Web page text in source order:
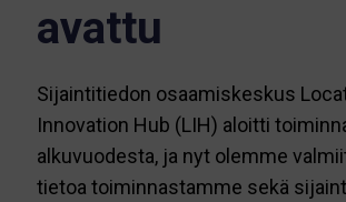
avattu
Sijaintitiedon osaamiskeskus
Innovation Hub (LIH) aloitti
alkuvuodesta, ja nyt olemme
tietoa toiminnastamme sekä